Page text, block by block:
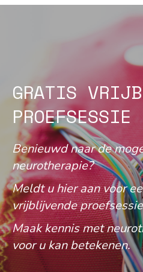
GRATIS
PROEFSESSIE
Benieuwd naar de
neurotherapie?
Meldt u hier aan voor
vrijblijvende
Maak kennis met
voor u kan betekenen.